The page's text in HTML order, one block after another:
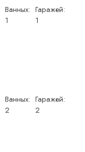
Ванных:
1
Гаражей:
1
Ванных:
2
Гаражей:
2